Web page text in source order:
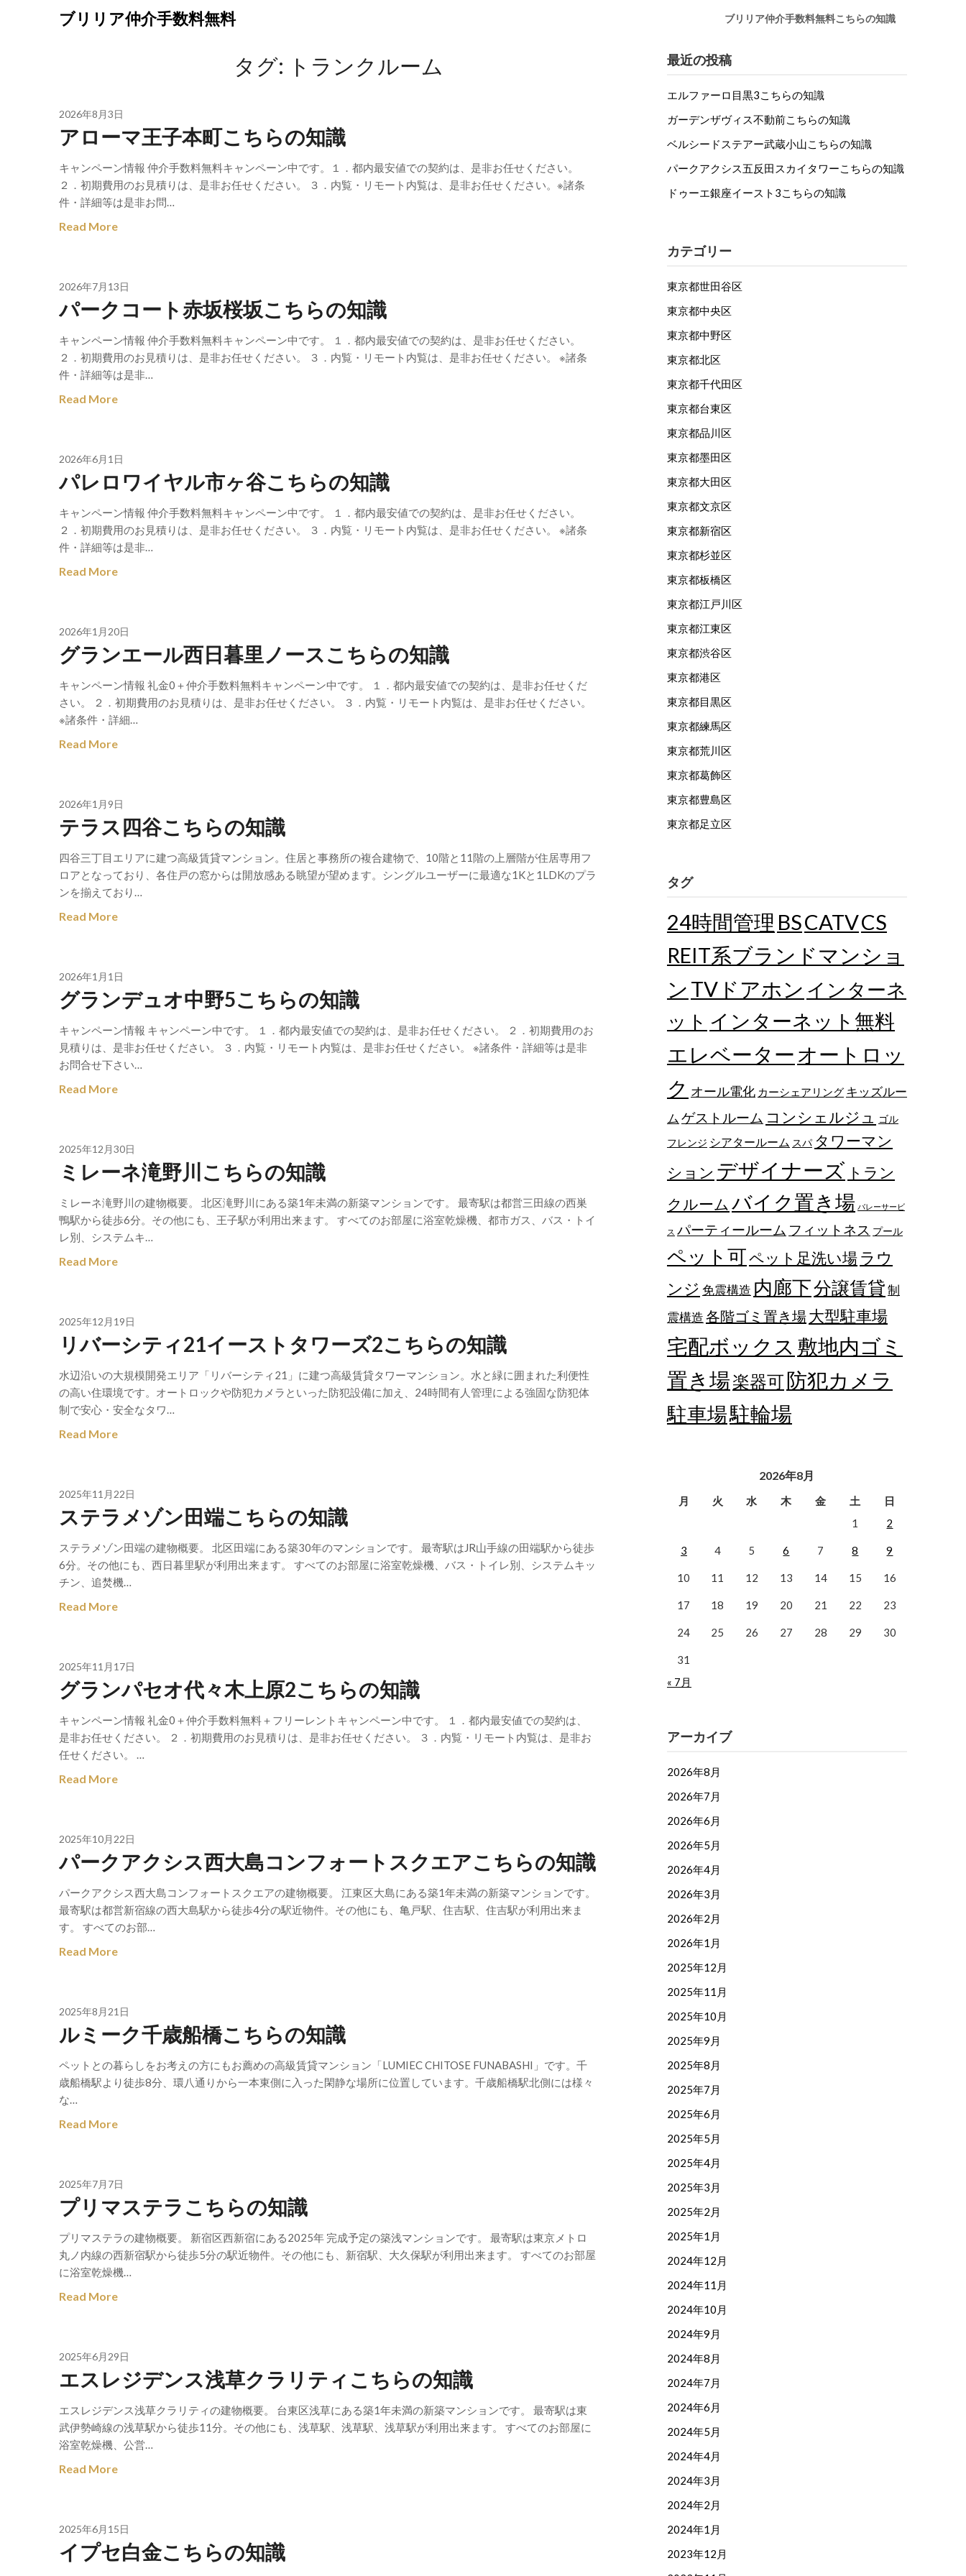
ブリリア仲介手数料無料 ブリリア仲介手数料無料こちらの知識
タグ: トランクルーム
2026年8月3日
アローマ王子本町こちらの知識
キャンペーン情報 仲介手数料無料キャンペーン中です。１．都内最安値での契約は、是非お任せください。
２．初期費用のお見積りは、是非お任せください。 ３．内覧・リモート内覧は、是非お任せください。※諸条
件・詳細等は是非お問…
Read More
2026年7月13日
パークコート赤坂桜坂こちらの知識
キャンペーン情報 仲介手数料無料キャンペーン中です。 １．都内最安値での契約は、是非お任せください。
２．初期費用のお見積りは、是非お任せください。 ３．内覧・リモート内覧は、是非お任せください。 ※諸条
件・詳細等は是非…
Read More
2026年6月1日
パレロワイヤル市ヶ谷こちらの知識
キャンペーン情報 仲介手数料無料キャンペーン中です。 １．都内最安値での契約は、是非お任せください。
２．初期費用のお見積りは、是非お任せください。 ３．内覧・リモート内覧は、是非お任せください。 ※諸条
件・詳細等は是非…
Read More
2026年1月20日
グランエール西日暮里ノースこちらの知識
キャンペーン情報 礼金0＋仲介手数料無料キャンペーン中です。 １．都内最安値での契約は、是非お任せくだ
さい。 ２．初期費用のお見積りは、是非お任せください。 ３．内覧・リモート内覧は、是非お任せください。
※諸条件・詳細…
Read More
2026年1月9日
テラス四谷こちらの知識
四谷三丁目エリアに建つ高級賃貸マンション。住居と事務所の複合建物で、10階と11階の上層階が住居専用フ
ロアとなっており、各住戸の窓からは開放感ある眺望が望めます。シングルユーザーに最適な1Kと1LDKのプラ
ンを揃えており…
Read More
2026年1月1日
グランデュオ中野5こちらの知識
キャンペーン情報 キャンペーン中です。 １．都内最安値での契約は、是非お任せください。 ２．初期費用のお
見積りは、是非お任せください。 ３．内覧・リモート内覧は、是非お任せください。 ※諸条件・詳細等は是非
お問合せ下さい…
Read More
2025年12月30日
ミレーネ滝野川こちらの知識
ミレーネ滝野川の建物概要。 北区滝野川にある築1年未満の新築マンションです。 最寄駅は都営三田線の西巣
鴨駅から徒歩6分。その他にも、王子駅が利用出来ます。 すべてのお部屋に浴室乾燥機、都市ガス、バス・トイ
レ別、システムキ…
Read More
2025年12月19日
リバーシティ21イーストタワーズ2こちらの知識
水辺沿いの大規模開発エリア「リバーシティ21」に建つ高級賃貸タワーマンション。水と緑に囲まれた利便性
の高い住環境です。オートロックや防犯カメラといった防犯設備に加え、24時間有人管理による強固な防犯体
制で安心・安全なタワ…
Read More
2025年11月22日
ステラメゾン田端こちらの知識
ステラメゾン田端の建物概要。 北区田端にある築30年のマンションです。 最寄駅はJR山手線の田端駅から徒歩
6分。その他にも、西日暮里駅が利用出来ます。 すべてのお部屋に浴室乾燥機、バス・トイレ別、システムキッ
チン、追焚機…
Read More
2025年11月17日
グランパセオ代々木上原2こちらの知識
キャンペーン情報 礼金0＋仲介手数料無料＋フリーレントキャンペーン中です。 １．都内最安値での契約は、
是非お任せください。 ２．初期費用のお見積りは、是非お任せください。 ３．内覧・リモート内覧は、是非お
任せください。 …
Read More
2025年10月22日
パークアクシス西大島コンフォートスクエアこちらの知識
パークアクシス西大島コンフォートスクエアの建物概要。 江東区大島にある築1年未満の新築マンションです。
最寄駅は都営新宿線の西大島駅から徒歩4分の駅近物件。その他にも、亀戸駅、住吉駅、住吉駅が利用出来ま
す。 すべてのお部…
Read More
2025年8月21日
ルミーク千歳船橋こちらの知識
ペットとの暮らしをお考えの方にもお薦めの高級賃貸マンション「LUMIEC CHITOSE FUNABASHI」です。千
歳船橋駅より徒歩8分、環八通りから一本東側に入った閑静な場所に位置しています。千歳船橋駅北側には様々
な…
Read More
2025年7月7日
プリマステラこちらの知識
プリマステラの建物概要。 新宿区西新宿にある2025年 完成予定の築浅マンションです。 最寄駅は東京メトロ
丸ノ内線の西新宿駅から徒歩5分の駅近物件。その他にも、新宿駅、大久保駅が利用出来ます。 すべてのお部屋
に浴室乾燥機…
Read More
2025年6月29日
エスレジデンス浅草クラリティこちらの知識
エスレジデンス浅草クラリティの建物概要。 台東区浅草にある築1年未満の新築マンションです。 最寄駅は東
武伊勢崎線の浅草駅から徒歩11分。その他にも、浅草駅、浅草駅、浅草駅が利用出来ます。 すべてのお部屋に
浴室乾燥機、公営…
Read More
2025年6月15日
イプセ白金こちらの知識
最近の投稿
エルファーロ目黒3こちらの知識
ガーデンザヴィス不動前こちらの知識
ベルシードステアー武蔵小山こちらの知識
パークアクシス五反田スカイタワーこちらの知識
ドゥーエ銀座イースト3こちらの知識
カテゴリー
東京都世田谷区
東京都中央区
東京都中野区
東京都北区
東京都千代田区
東京都台東区
東京都品川区
東京都墨田区
東京都大田区
東京都文京区
東京都新宿区
東京都杉並区
東京都板橋区
東京都江戸川区
東京都江東区
東京都渋谷区
東京都港区
東京都目黒区
東京都練馬区
東京都荒川区
東京都葛飾区
東京都豊島区
東京都足立区
タグ
24時間管理 BSCATVCS
REIT系ブランドマンショ
ン TVドアホン インターネ
ット インターネット無料
エレベーター オートロッ
ク オール電化 カーシェアリング キッズルー
ム ゲストルーム コンシェルジュ
ゴル
フレンジ シアタールーム スパ タワーマン
ション デザイナーズ トラン
クルーム バイク置き場 バレーサービ
ス パーティールーム フィットネス プール
ペット可ペット足洗い場 ラウ
ンジ 免震構造 内廊下分譲賃貸制
震構造各階ゴミ置き場大型駐車場
宅配ボックス 敷地内ゴミ
置き場楽器可防犯カメラ
駐車場駐輪場
2026年8月
月 火 水 木 金 土
日
1
2
3 4 5 6 7 8 9
10 11 12 13 14 15 16
17 18 19 20 21 22 23
24 25 26 27 28 29 30
31
« 7月
アーカイブ
2026年8月
2026年7月
2026年6月
2026年5月
2026年4月
2026年3月
2026年2月
2026年1月
2025年12月
2025年11月
2025年10月
2025年9月
2025年8月
2025年7月
2025年6月
2025年5月
2025年4月
2025年3月
2025年2月
2025年1月
2024年12月
2024年11月
2024年10月
2024年9月
2024年8月
2024年7月
2024年6月
2024年5月
2024年4月
2024年3月
2024年2月
2024年1月
2023年12月